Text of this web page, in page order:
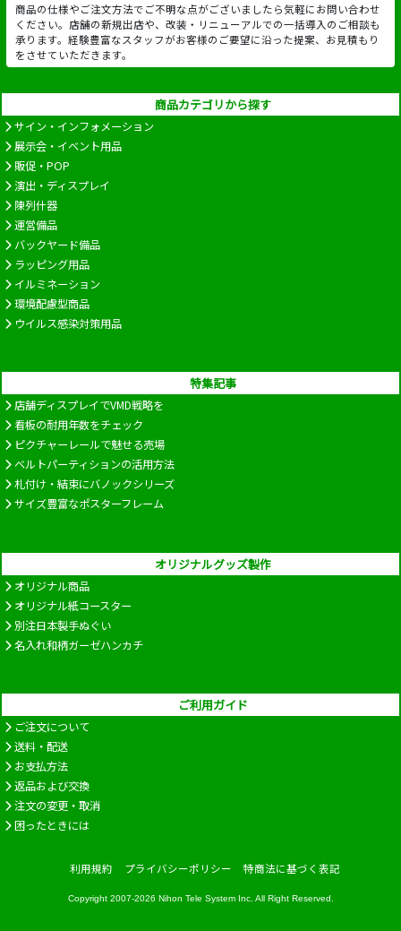
商品の仕様やご注文方法でご不明な点がございましたら気軽にお問い合わせ
ください。店舗の新規出店や、改装・リニューアルでの一括導入のご相談も
承ります。経験豊富なスタッフがお客様のご要望に沿った提案、お見積もり
をさせていただきます。
商品カテゴリから探す
サイン・インフォメーション
展示会・イベント用品
販促・POP
演出・ディスプレイ
陳列什器
運営備品
バックヤード備品
ラッピング用品
イルミネーション
環境配慮型商品
ウイルス感染対策用品
特集記事
店舗ディスプレイでVMD戦略を
看板の耐用年数をチェック
ピクチャーレールで魅せる売場
ベルトパーティションの活用方法
札付け・結束にバノックシリーズ
サイズ豊富なポスターフレーム
オリジナルグッズ製作
オリジナル商品
オリジナル紙コースター
別注日本製手ぬぐい
名入れ和柄ガーゼハンカチ
ご利用ガイド
ご注文について
送料・配送
お支払方法
返品および交換
注文の変更・取消
困ったときには
利用規約 プライバシーポリシー 特商法に基づく表記
Copyright 2007-2026 Nihon Tele System Inc. All Right Reserved.